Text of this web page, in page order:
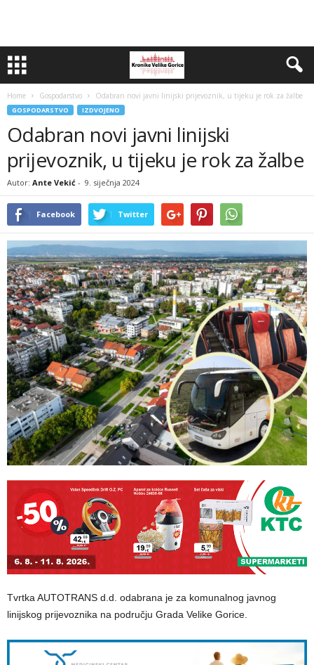
Home Gospodarstvo Odabran novi javni linijski prijevoznik, u tijeku je rok za žalbe
GOSPODARSTVO IZDVOJENO
Odabran novi javni linijski
prijevoznik, u tijeku je rok za žalbe
Autor: Ante Vekić - 9. siječnja 2024
Facebook Twitter
Tvrtka AUTOTRANS d.d. odabrana je za komunalnog javnog
linijskog prijevoznika na području Grada Velike Gorice.